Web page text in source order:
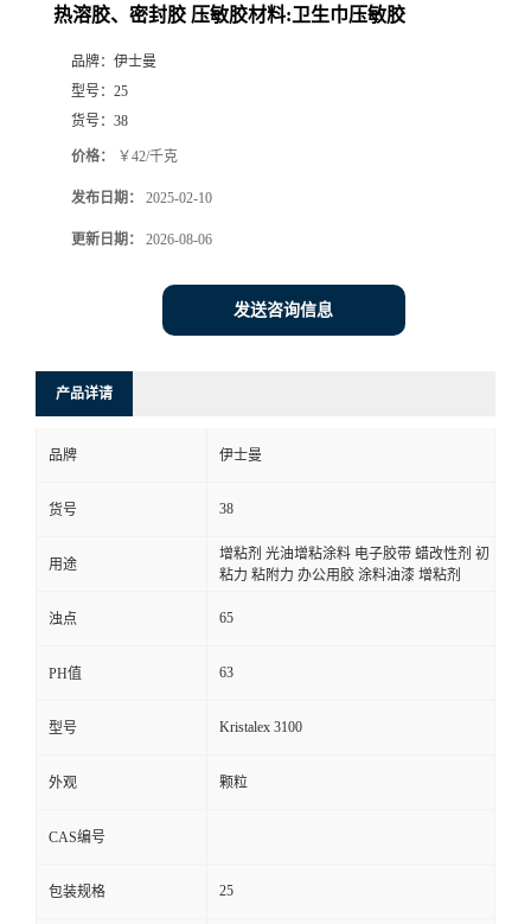
热溶胶、密封胶 压敏胶材料:卫生巾压敏胶
品牌： 伊士曼
型号： 25
货号： 38
价格： ￥42/千克
发布日期： 2025-02-10
更新日期： 2026-08-06
发送咨询信息
产品详请
品牌 伊士曼
货号 38
用途
增粘剂 光油增粘涂料 电子胶带 蜡改性剂 初
粘力 粘附力 办公用胶 涂料油漆 增粘剂
浊点 65
PH值 63
型号 Kristalex 3100
外观 颗粒
CAS编号
包装规格 25